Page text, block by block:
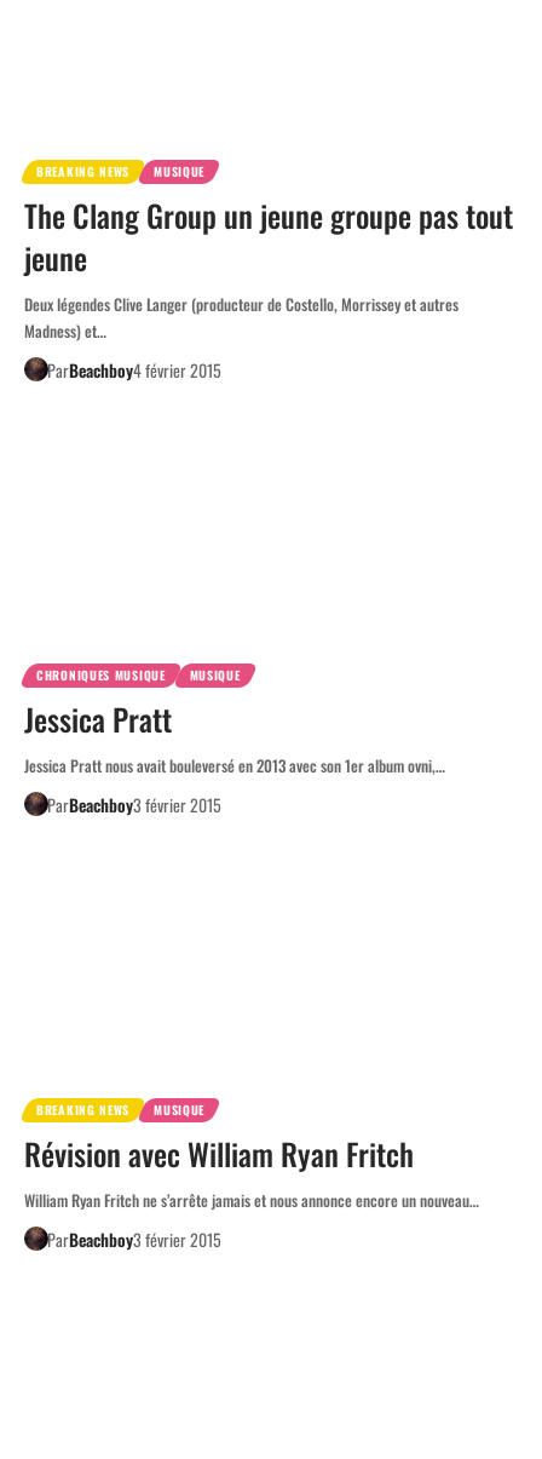
BREAKING NEWS MUSIQUE
The Clang Group un jeune groupe pas tout
jeune
Deux légendes Clive Langer (producteur de Costello, Morrissey et autres
Madness) et…
ParBeachboy4 février 2015
CHRONIQUES MUSIQUE MUSIQUE
Jessica Pratt
Jessica Pratt nous avait bouleversé en 2013 avec son 1er album ovni,…
ParBeachboy3 février 2015
BREAKING NEWS MUSIQUE
Révision avec William Ryan Fritch
William Ryan Fritch ne s’arrête jamais et nous annonce encore un nouveau…
ParBeachboy3 février 2015